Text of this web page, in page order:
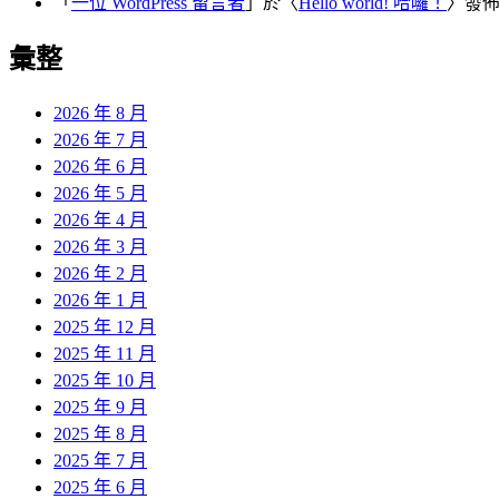
彙整
2026 年 8 月
2026 年 7 月
2026 年 6 月
2026 年 5 月
2026 年 4 月
2026 年 3 月
2026 年 2 月
2026 年 1 月
2025 年 12 月
2025 年 11 月
2025 年 10 月
2025 年 9 月
2025 年 8 月
2025 年 7 月
2025 年 6 月